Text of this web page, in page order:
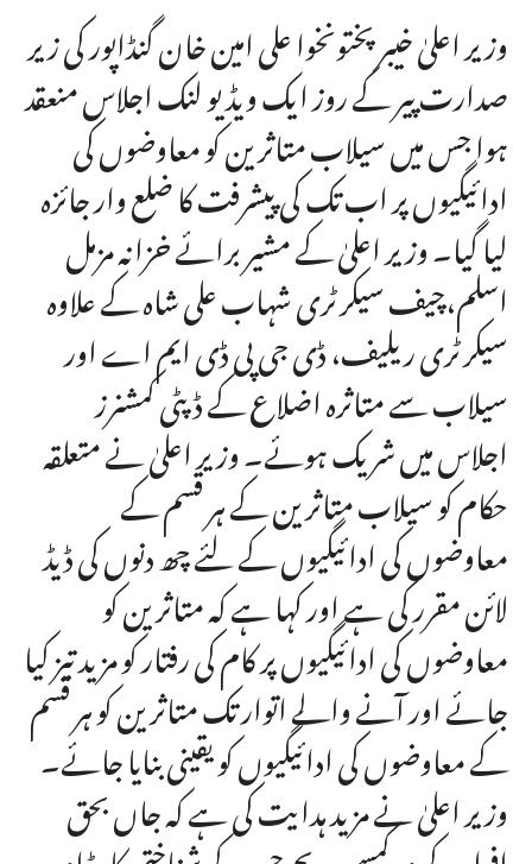
وزیر اعلیٰ خیبر پختونخوا علی امین خان گنڈاپور کی زیر
صدارت پیر کے روز ایک ویڈیو لنک اجلاس منعقد
ہوا جس میں سیلاب متاثرین کو معاوضوں کی
ادائیگیوں پر اب تک کی پیشرفت کا ضلع وار جائزہ
لیا گیا۔ وزیر اعلیٰ کے مشیر برائے خزانہ مزمل
اسلم،چیف سیکرٹری شہاب علی شاہ کے علاوہ
سیکرٹری ریلیف، ڈی جی پی ڈی ایم اے اور
سیلاب سے متاثرہ اضلاع کے ڈپٹی کمشنرز
اجلاس میں شریک ہوئے۔ وزیر اعلیٰ نے متعلقہ
حکام کو سیلاب متاثرین کے ہر قسم کے
معاوضوں کی ادائیگیوں کے لئے چھ دنوں کی ڈیڈ
لائن مقرر کی ہے اور کہا ہے کہ متاثرین کو
معاوضوں کی ادائیگیوں پر کام کی رفتار کو مزید تیز کیا
جائے اور آنے والے اتوار تک متاثرین کو ہر قسم
کے معاوضوں کی ادائیگیوں کو یقینی بنایا جائے۔
وزیر اعلیٰ نے مزید ہدایت کی ہے کہ جاں بحق